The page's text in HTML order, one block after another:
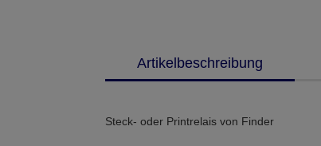
Artikelbeschreibung
Steck- oder Printrelais von Finder